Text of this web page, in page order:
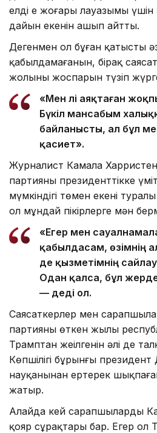
елдің ең жоғары лауазымы
дайын екенін ашып айтты.
Дегенмен ол бұған қатысты
қабылдамағанын, бірақ
жолының жоспарын түзіп
«Мен әлі аяқтаған
Бүкіл мансабым
байланысты, ал бұл
қасиет».
Журналист Камала
партияның президенттікке
мүмкіндігі төмен екені
ол мұндай пікірлерге мән
«Егер мен
қабылдасам, өзімнің
де қызметімнің
Одан қалса, бұл
— деді ол.
Саясаткерлер мен
партияның өткен жылы
Трамптан жеңілгенін әлі де
Көпшілігі бұрынғы
науқанынан ертерек
жатыр.
Алайда кей сарапшылардың
қояр сұрақтары бар. Егер ол